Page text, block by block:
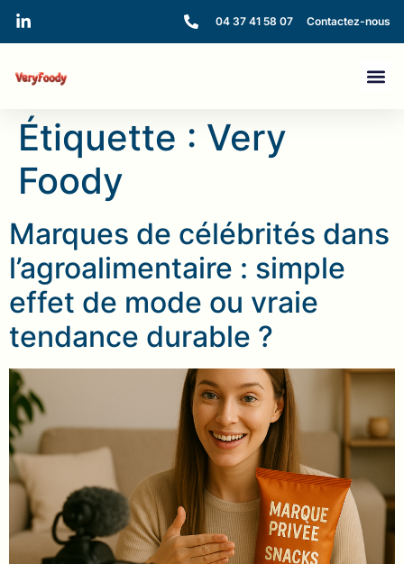
04 37 41 58 07 Contactez-nous
Étiquette : Very
Foody
Marques de célébrités dans
l’agroalimentaire : simple
effet de mode ou vraie
tendance durable ?